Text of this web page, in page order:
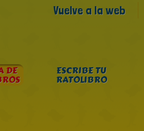
Vuelve a la web
DE ESCRIBE TU
RATOLIBRO